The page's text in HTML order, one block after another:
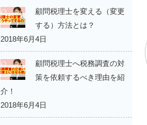
顧問税理士を変える（変更
する）方法とは？
2018年6月4日
顧問税理士へ税務調査の対
策を依頼するべき理由を紹
介！
2018年6月4日